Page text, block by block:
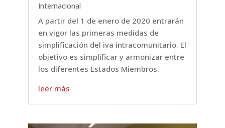
Internacional
A partir del 1 de enero de 2020 entrarán
en vigor las primeras medidas de
simplificación del iva intracomunitario. El
objetivo es simplificar y armonizar entre
los diferentes Estados Miembros.
leer más